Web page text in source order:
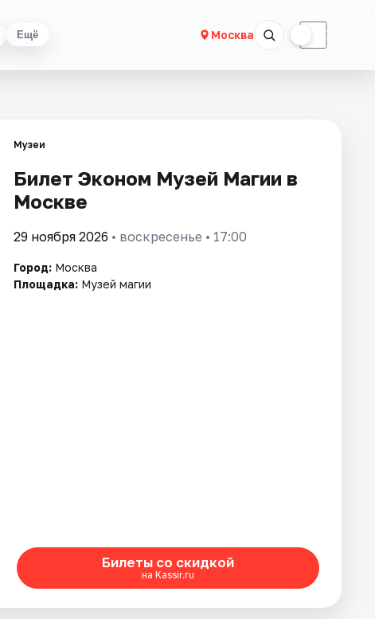
Ещё Москва ☾
Музеи
Билет Эконом Музей Магии в
Москве
29 ноября 2026 • воскресенье • 17:00
Город: Москва
Площадка: Музей магии
Билеты со скидкой
на Kassir.ru